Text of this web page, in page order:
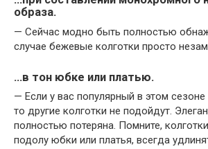
образа.
— Сейчас модно быть полностью
случае бежевые колготки просто
…в тон юбке или платью.
— Если у вас популярный в этом
то другие колготки не подойдут.
полностью потеряна. Помните,
подолу юбки или платья, всегда